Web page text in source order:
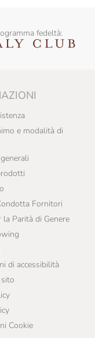
fedeltà:
e modalità di
Fornitori
la Parità di Genere
di accessibilità
Cookie